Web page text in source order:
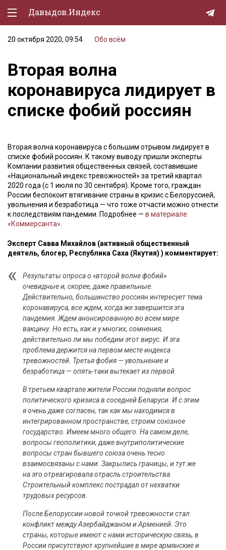
Давыдов.Индекс
Политическая жизнь
Экономика
Природа
Образование
Культура
Lifestyle
Мурзилка
20 октября 2020, 09:54 Обо всём
Вторая волна
коронавируса лидирует в
списке фобий россиян
Вторая волна коронавируса с большим отрывом лидирует в
списке фобий россиян. К такому выводу пришли эксперты
Компании развития общественных связей, составившие
«Национальный индекс тревожностей» за третий квартал
2020 года (с 1 июля по 30 сентября). Кроме того, граждан
России беспокоит втягивание страны в кризис с Белоруссией,
увольнения и безработица — что тоже отчасти можно отнести
к последствиям пандемии. Подробнее — в материале
«Коммерсанта»
Эксперт Савва Михайлов (активный общественный
деятель, блогер, Республика Саха (Якутия) ) комментирует:
Результаты опроса о «второй волне фобий»
очевидные и, скорее, даже правильные.
Действительно, большинство россиян интересует тема
коронавируса, все ждем, когда же завершится эта
пандемия. Ждем анонсированную во всем мире
вакцину. Но есть, как и у многих, сомнения,
действительно ли мы победим этот вирус. И эта
проблема держится на первом месте индекса
тревожностей. Третья фобия — увольнение и
безработица — опять-таки вытекает из первой.
В третьем квартале жители России подняли вопрос
политического кризиса в соседней Беларуси. И с этим
я очень даже согласен, так как мы находимся в
интегрированном пространстве, строим союзное
государство. Имеем много общего. На самом деле,
вопросы геополитики, даже внутриполитические
вопросы стран бывшего союза очень тесно
взаимосвязаны с нами. Закрылись границы, и тут же
на это отреагировала отрасль строительства.
Строительный комплекс пострадал от нехватки
трудовых ресурсов.
После Белоруссии новой точкой тревожности стал
конфликт между Азербайджаном и Арменией. Это
страны, которые имеют с нами историческую связь, в
России присутствуют крупнейшие в мире армянские и